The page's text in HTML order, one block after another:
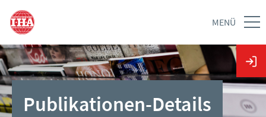
MENÜ
Publikationen-Details